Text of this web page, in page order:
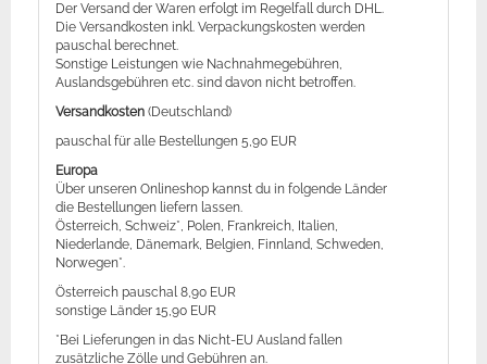
Der Versand der Waren erfolgt im Regelfall durch DHL.
Die Versandkosten inkl. Verpackungskosten werden
pauschal berechnet.
Sonstige Leistungen wie Nachnahmegebühren,
Auslandsgebühren etc. sind davon nicht betroffen.
Versandkosten (Deutschland)
pauschal für alle Bestellungen 5,90 EUR
Europa
Über unseren Onlineshop kannst du in folgende Länder
die Bestellungen liefern lassen.
Österreich, Schweiz*, Polen, Frankreich, Italien,
Niederlande, Dänemark, Belgien, Finnland, Schweden,
Norwegen*.
Österreich pauschal 8,90 EUR
sonstige Länder 15,90 EUR
*Bei Lieferungen in das Nicht-EU Ausland fallen
zusätzliche Zölle und Gebühren an.